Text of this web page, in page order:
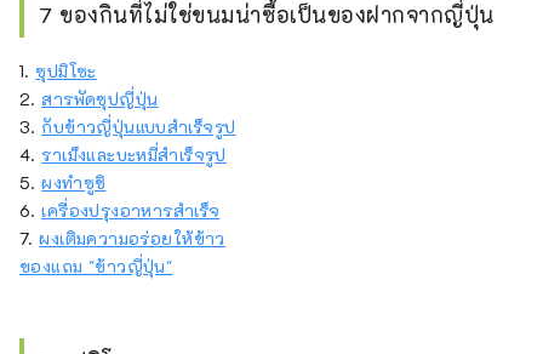
7 ของกินที่ไม่ใช่ขนมน่าซื้อเป็นของฝากจากญี่ปุ่น
1.ซุปมิโซะ
2.สารพัดซุปญี่ปุ่น
3. กับข้าวญี่ปุ่นแบบสำเร็จรูป
4. ราเม็งและบะหมี่สำเร็จรูป
5.ผงทำซูชิ
6.เครื่องปรุงอาหารสำเร็จ
7.ผงเติมความอร่อยให้ข้าว
ของแถม "ข้าวญี่ปุ่น"